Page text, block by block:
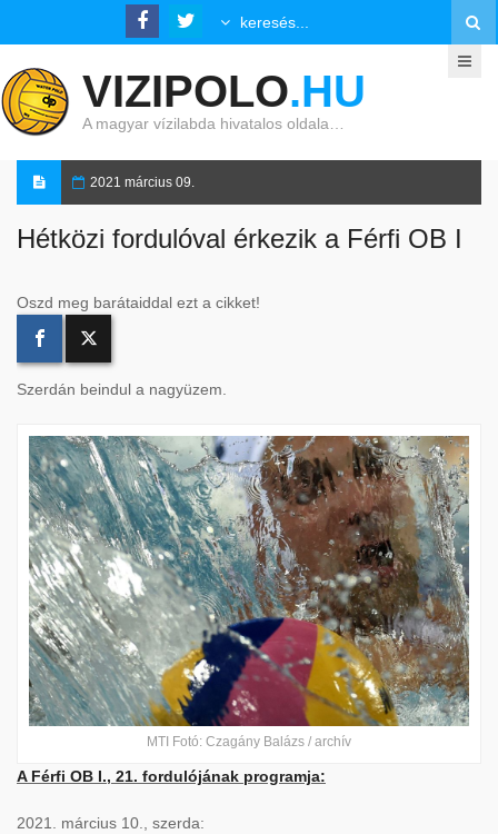
VIZIPOLO.HU
A magyar vízilabda hivatalos oldala…
2021 március 09.
Hétközi fordulóval érkezik a Férfi OB I
Oszd meg barátaiddal ezt a cikket!
Szerdán beindul a nagyüzem.
MTI Fotó: Czagány Balázs / archív
A Férfi OB I., 21. fordulójának programja:
2021. március 10., szerda: